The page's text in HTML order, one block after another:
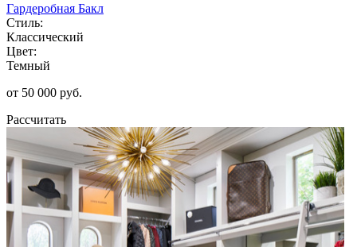
Гардеробная Бакл
Стиль:
Классический
Цвет:
Темный
от 50 000 руб.
Рассчитать